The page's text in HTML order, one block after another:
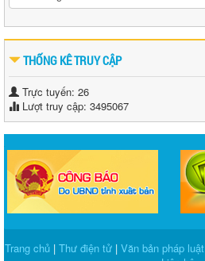
THỐNG KÊ TRUY CẬP
Trực tuyến: 26
Lượt truy cập: 3495067
‹
Trang chủ | Thư điện tử | Văn bản pháp luật